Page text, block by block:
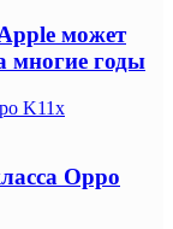
может
многие годы
K11x
Oppo